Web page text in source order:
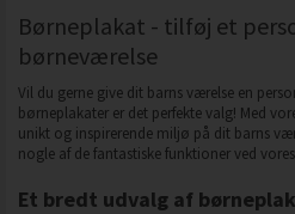
Børneplakat - tilføj et
børneværelse
Vil du gerne give dit barns værelse en
børneplakater er det perfekte valg! Med
unikt og inspirerende miljø på dit barns
nogle af de fantastiske funktioner ved
Et bredt udvalg af